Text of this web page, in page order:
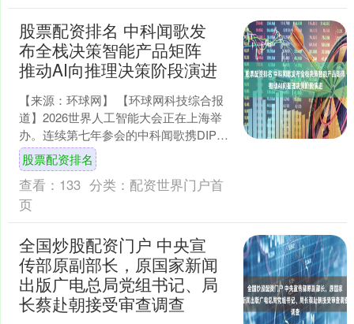
股票配资排名 中科闻歌发
布全栈决策智能产品矩阵
推动AI向推理决策阶段演进
【来源：环球网】 【环球网科技综合报
道】2026世界人工智能大会正在上海举
办。连续第七年参会的中科闻歌携DIP决
策智能平台、决策机Decitron等全系产品
亮相....
股票配资排名
查看： 133 分类： 配资世界门户首
页
全国炒股配资门户 中央宣
传部原副部长，原国家新闻
出版广电总局党组书记、局
长蔡赴朝接受审查调查